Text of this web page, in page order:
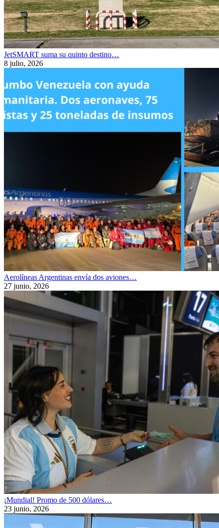
JetSMART suma su quinto destino…
8 julio, 2026
Aerolíneas Argentinas envía dos aviones…
27 junio, 2026
¡Mundial! Promo de 500 dólares…
23 junio, 2026